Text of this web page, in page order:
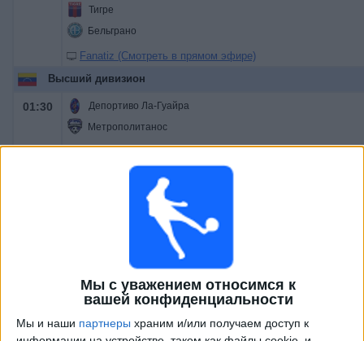
Мы с уважением относимся к
вашей конфиденциальности
Мы и наши партнеры храним и/или получаем доступ к
Тигре
Бельграно
Fanatiz (Смотреть в прямом эфире)
Высший дивизион
01:30
Депортиво Ла-Гуайра
Метрополитанос
Anzoategui FC
LigaFUTVE App
Эстудиантес Мерида
LigaFUTVE App